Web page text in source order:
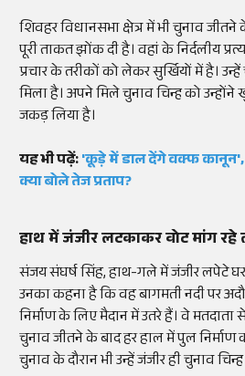
शिवहर विधानसभा क्षेत्र में भी चुनाव जीतने
पूरी ताकत झोंक दी है। वहां के निर्दलीय
प्रचार के तरीकों को लेकर सुर्खियों में है।
मिला है। अपने मिले चुनाव चिन्ह को
जकड़ लिया है।
यह भी पढ़ें:'कूड़े में डाल देंगे वक्फ
क्या बोले तेज प्रताप?
हाथ में जंजीर लटकाकर वोट मांग रहे
संजय संघर्ष सिंह, हाथ-गले में जंजीर लपेटे घर
उनका कहना है कि वह बागमती नदी पर
निर्माण के लिए मैदान में उतरे हैं। वे मतदाता
चुनाव जीतने के बाद हर हाल में पुल निर्माण
चुनाव के दौरान भी उन्हें जंजीर ही चुनाव